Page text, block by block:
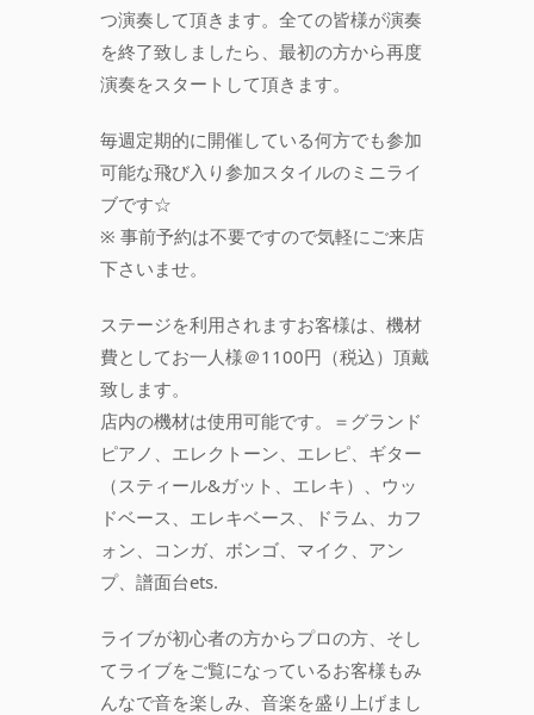
つ演奏して頂きます。全ての皆様が演奏
を終了致しましたら、最初の方から再度
演奏をスタートして頂きます。
毎週定期的に開催している何方でも参加
可能な飛び入り参加スタイルのミニライ
ブです☆
※ 事前予約は不要ですので気軽にご来店
下さいませ。
ステージを利用されますお客様は、機材
費としてお一人様＠1100円（税込）頂戴
致します。
店内の機材は使用可能です。＝グランド
ピアノ、エレクトーン、エレピ、ギター
（スティール&ガット、エレキ）、ウッ
ドベース、エレキベース、ドラム、カフ
ォン、コンガ、ボンゴ、マイク、アン
プ、譜面台ets.
ライブが初心者の方からプロの方、そし
てライブをご覧になっているお客様もみ
んなで音を楽しみ、音楽を盛り上げまし